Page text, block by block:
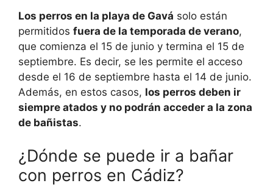
Los perros en la playa de Gavá solo están
permitidos fuera de la temporada de verano,
que comienza el 15 de junio y termina el 15 de
septiembre. Es decir, se les permite el acceso
desde el 16 de septiembre hasta el 14 de junio.
Además, en estos casos, los perros deben ir
siempre atados y no podrán acceder a la zona
de bañistas.
¿Dónde se puede ir a bañar
con perros en Cádiz?